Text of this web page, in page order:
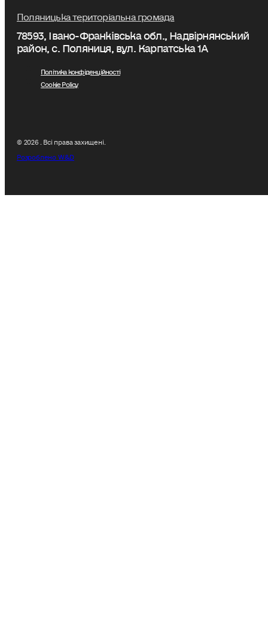
Поляницька територіальна громада
78593, Івано-Франківська обл., Надвірнянський
район, с. Поляниця, вул. Карпатська 1А
Політика конфіденційності
Cookie Policy
© 2026 . Всі права захищені.
Розроблено W&D